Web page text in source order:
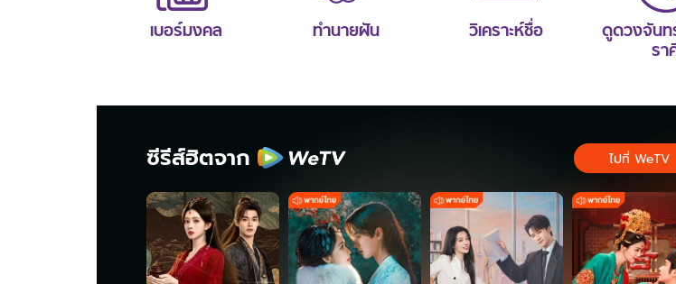
เบอร์มงคล ทำนายฝัน วิเคราะห์ชื่อ
ดูดวงจันท
รา
ซีรีส์ฮิตจาก ไปที่ WeTV